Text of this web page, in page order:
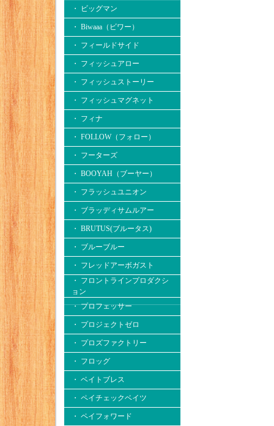
・ ビッグマン
・ Biwaaa（ビワー）
・ フィールドサイド
・ フィッシュアロー
・ フィッシュストーリー
・ フィッシュマグネット
・ フィナ
・ FOLLOW（フォロー）
・ フーターズ
・ BOOYAH（ブーヤー）
・ フラッシュユニオン
・ ブラッディサムルアー
・ BRUTUS(ブルータス)
・ ブルーブルー
・ フレッドアーボガスト
・ フロントラインプロダクシ
ョン
・ プロフェッサー
・ プロジェクトゼロ
・ プロズファクトリー
・ フロッグ
・ ベイトブレス
・ ペイチェックベイツ
・ ペイフォワード